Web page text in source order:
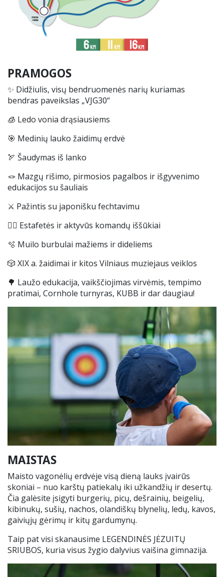
PRAMOGOS
✨ Didžiulis, visų bendruomenės narių kuriamas
bendras paveikslas „VJG30“
🧊 Ledo vonia drąsiausiems
🎯 Medinių lauko žaidimų erdvė
🏹 Šaudymas iš lanko
🪢 Mazgų rišimo, pirmosios pagalbos ir išgyvenimo
edukacijos su šauliais
⚔️ Pažintis su japonišku fechtavimu
🏃 Estafetės ir aktyvūs komandų iššūkiai
🫧 Muilo burbulai mažiems ir dideliems
🎲 XIX a. žaidimai ir kitos Vilniaus muziejaus veiklos
🌳 Laužo edukacija, vaikščiojimas virvėmis, tempimo
pratimai, Cornhole turnyras, KUBB ir dar daugiau!
MAISTAS
Maisto vagonėlių erdvėje visą dieną lauks įvairūs
skoniai – nuo karštų patiekalų iki užkandžių ir desertų.
Čia galėsite įsigyti burgerių, picų, dešrainių, beigelių,
kibinukų, sušių, nachos, olandiškų blynelių, ledų, kavos,
gaiviųjų gėrimų ir kitų gardumynų.
Taip pat visi skanausime LEGENDINĖS JĖZUITŲ
SRIUBOS, kuria visus žygio dalyvius vaišina gimnazija.